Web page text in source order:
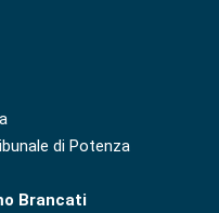
di Potenza
Brancati